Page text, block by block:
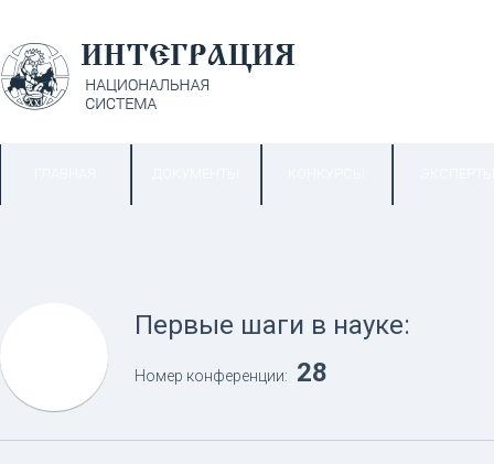
Первые шаги в науке:
Номер конференции: 28